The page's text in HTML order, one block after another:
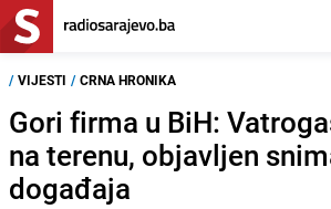
/ VIJESTI / CRNA HRONIKA
Gori firma u BiH:
na terenu, objavljen
događaja